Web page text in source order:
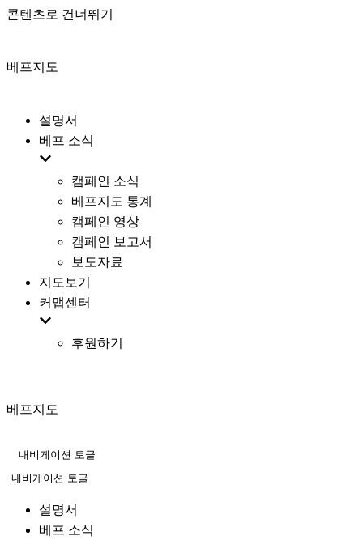
콘텐츠로 건너뛰기
베프지도
설명서
베프 소식
캠페인 소식
베프지도 통계
캠페인 영상
캠페인 보고서
보도자료
지도보기
커맵센터
후원하기
베프지도
내비게이션 토글
내비게이션 토글
설명서
베프 소식